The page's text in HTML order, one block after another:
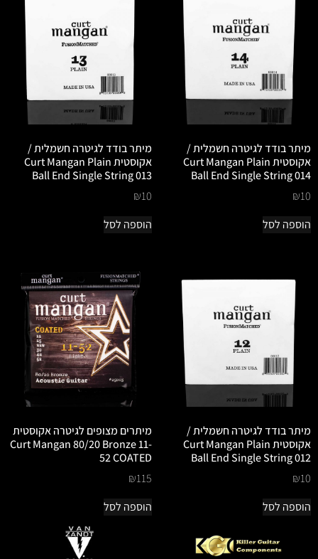
מיתר בודד לגיטרה חשמלית /
אקוסטית Curt Mangan Plain
Ball End Single String 014
₪10
הוספה לסל
מיתר בודד לגיטרה חשמלית /
אקוסטית Curt Mangan Plain
Ball End Single String 013
₪10
הוספה לסל
מיתר בודד לגיטרה חשמלית /
אקוסטית Curt Mangan Plain
Ball End Single String 012
₪10
הוספה לסל
מיתרים מצופים לגיטרה אקוסטית
Curt Mangan 80/20 Bronze 11-
52 COATED
₪115
הוספה לסל